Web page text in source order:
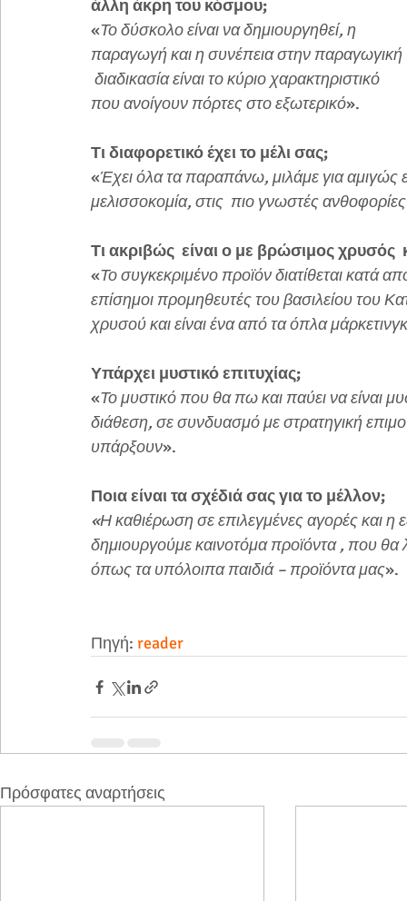
άλλη άκρη του κόσμου;
«Το δύσκολο είναι να δημιουργηθεί, η
παραγωγή και η συνέπεια στην παραγωγική
διαδικασία είναι το κύριο χαρακτηριστικό
που ανοίγουν πόρτες στο εξωτερικό».
Τι διαφορετικό έχει το μέλι σας;
«Έχει όλα τα παραπάνω, μιλάμε για αμιγώς
μελισσοκομία, στις  πιο γνωστές
Τι ακριβώς  είναι ο με βρώσιμος χρυσός
«Το συγκεκριμένο προϊόν διατίθεται κατά
επίσημοι προμηθευτές του βασιλείου του
χρυσού και είναι ένα από τα όπλα
Υπάρχει μυστικό επιτυχίας;
«Το μυστικό που θα πω και παύει να είναι
διάθεση, σε συνδυασμό με στρατηγική
υπάρξουν».
Ποια είναι τα σχέδιά σας για το μέλλον;
«Η καθιέρωση σε επιλεγμένες αγορές και
δημιουργούμε καινοτόμα προϊόντα , που
όπως τα υπόλοιπα παιδιά – προϊόντα μας».
Πηγή: reader
Πρόσφατες αναρτήσεις